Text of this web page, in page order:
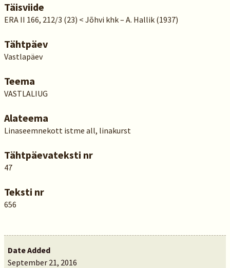
Täisviide
ERA II 166, 212/3 (23) < Jõhvi khk – A. Hallik (1937)
Tähtpäev
Vastlapäev
Teema
VASTLALIUG
Alateema
Linaseemnekott istme all, linakurst
Tähtpäevateksti nr
47
Teksti nr
656
Date Added
September 21, 2016